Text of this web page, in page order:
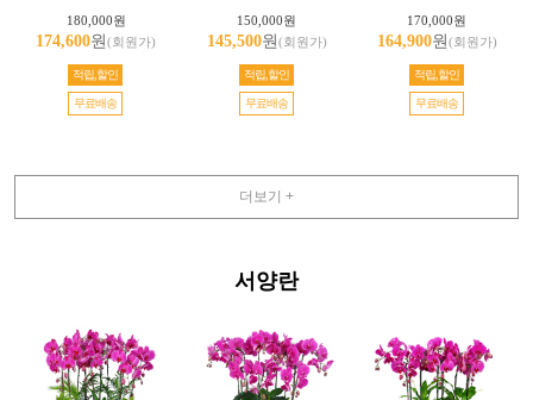
180,000원
174,600원(회원가)
적립,할인
무료배송
150,000원
145,500원(회원가)
적립,할인
무료배송
170,000원
164,900원(회원가)
적립,할인
무료배송
더보기 +
서양란